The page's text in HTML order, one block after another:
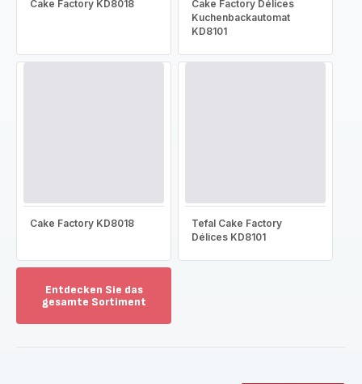
Cake Factory KD8018
Cake Factory Délices
Kuchenbackautomat
KD8101
Cake Factory KD8018
Tefal Cake Factory
Délices KD8101
Entdecken Sie das
gesamte Sortiment